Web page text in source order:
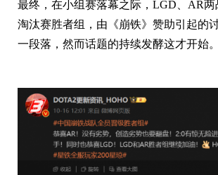
最终，在小组赛落幕之际，LGD、AR两
淘汰赛胜者组，由《崩铁》赞助引起的
一段落，然而话题的持续发酵这才开始。